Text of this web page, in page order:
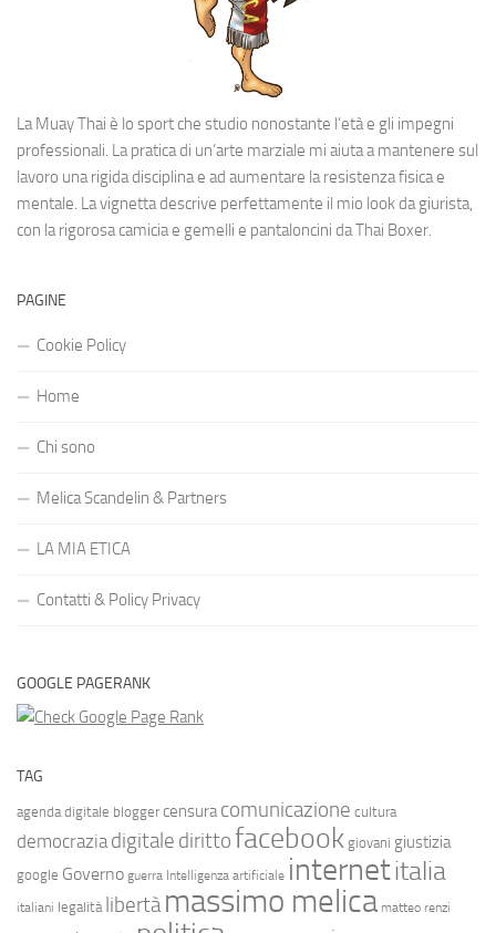
La Muay Thai è lo sport che studio nonostante l’età e gli impegni
professionali. La pratica di un’arte marziale mi aiuta a mantenere sul
lavoro una rigida disciplina e ad aumentare la resistenza fisica e
mentale. La vignetta descrive perfettamente il mio look da giurista,
con la rigorosa camicia e gemelli e pantaloncini da Thai Boxer.
PAGINE
Cookie Policy
Home
Chi sono
Melica Scandelin & Partners
LA MIA ETICA
Contatti & Policy Privacy
GOOGLE PAGERANK
TAG
agenda digitale blogger censura comunicazione cultura
democrazia digitale dirittofacebook giovani giustizia
google Governo guerra Intelligenza artificiale internetitalia
italiani legalità libertà massimo melica matteo renzi